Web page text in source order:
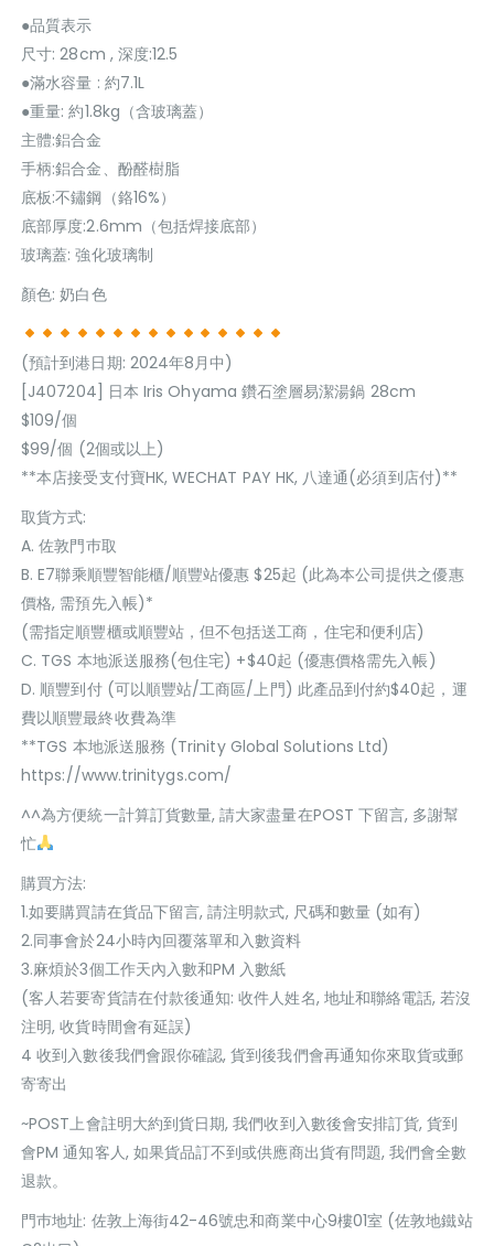
●品質表示
尺寸: 28cm , 深度:12.5
●滿水容量 : 約7.1L
●重量: 約1.8kg（含玻璃蓋）
主體:鋁合金
手柄:鋁合金、酚醛樹脂
底板:不鏽鋼（鉻16%）
底部厚度:2.6mm（包括焊接底部）
玻璃蓋: 強化玻璃制
顏色: 奶白色
(預計到港日期: 2024年8月中)
[J407204] 日本 Iris Ohyama 鑽石塗層易潔湯鍋 28cm
$109/個
$99/個 (2個或以上)
**本店接受支付寶HK, WECHAT PAY HK, 八達通(必須到店付)**
取貨方式:
A. 佐敦門巿取
B. E7聯乘順豐智能櫃/順豐站優惠 $25起 (此為本公司提供之優惠
價格, 需預先入帳)*
(需指定順豐櫃或順豐站，但不包括送工商，住宅和便利店)
C. TGS 本地派送服務(包住宅) +$40起 (優惠價格需先入帳)
D. 順豐到付 (可以順豐站/工商區/上門) 此產品到付約$40起，運
費以順豐最終收費為準
**TGS 本地派送服務 (Trinity Global Solutions Ltd)
https://www.trinitygs.com/
^^為方便統一計算訂貨數量, 請大家盡量在POST 下留言, 多謝幫
忙
購買方法:
1.如要購買請在貨品下留言, 請注明款式, 尺碼和數量 (如有)
2.同事會於24小時內回覆落單和入數資料
3.麻煩於3個工作天內入數和PM 入數紙
(客人若要寄貨請在付款後通知: 收件人姓名, 地址和聯絡電話, 若沒
注明, 收貨時間會有延誤)
4 收到入數後我們會跟你確認, 貨到後我們會再通知你來取貨或郵
寄寄出
~POST上會註明大約到貨日期, 我們收到入數後會安排訂貨, 貨到
會PM 通知客人, 如果貨品訂不到或供應商出貨有問題, 我們會全數
退款。
門巿地址: 佐敦上海街42-46號忠和商業中心9樓01室 (佐敦地鐵站